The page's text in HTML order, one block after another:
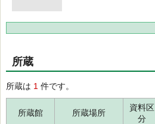
所蔵
所蔵は 1 件です。
所蔵館 所蔵場所
資料区
分